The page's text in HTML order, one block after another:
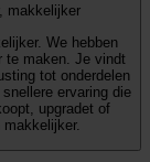
makkelijker
te maken. Je vindt
tot onderdelen
ervaring die
upgradet of